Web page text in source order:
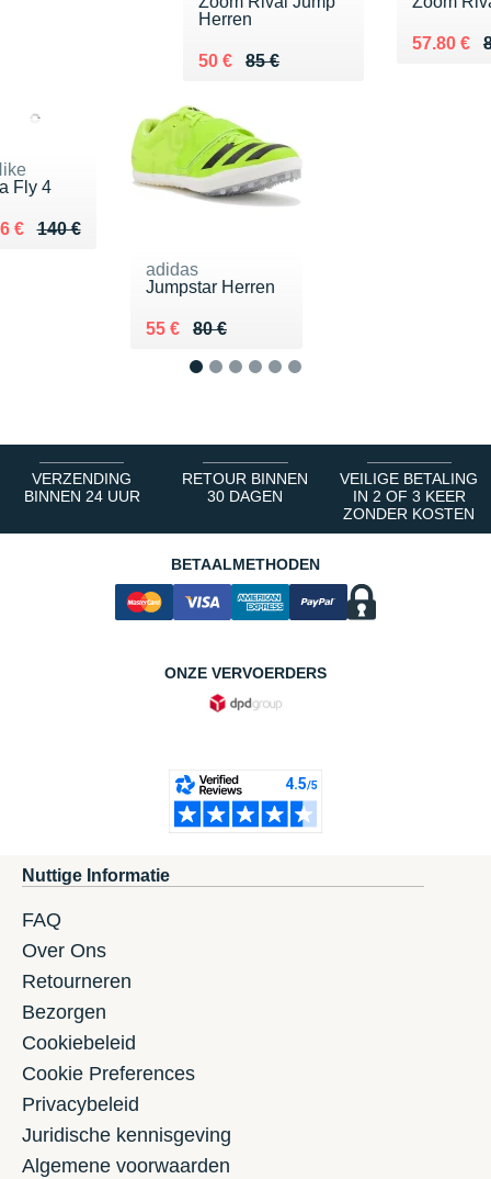
Herren
85 €
Au lieu de 85 €
50 €
Vendu 50 €
Au lieu
57.80 €
Vendu
Fly 4
140 €
lieu de 140 €
€ 86 €
adidas
Jumpstar Herren
80 €
Au lieu de 80 €
55 €
Vendu 55 €
VERZENDING
BINNEN 24 UUR
RETOUR BINNEN
30 DAGEN
VEILIGE BETALING
IN 2 OF 3 KEER
ZONDER KOSTEN
BETAALMETHODEN
ONZE VERVOERDERS
Nuttige Informatie
FAQ
Over Ons
Retourneren
Bezorgen
Cookiebeleid
Cookie Preferences
Privacybeleid
Juridische kennisgeving
Algemene voorwaarden